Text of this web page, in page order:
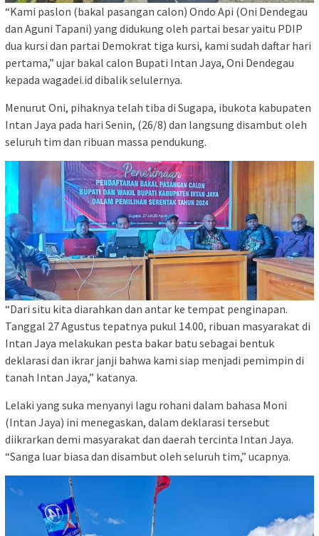
“Kami paslon (bakal pasangan calon) Ondo Api (Oni Dendegau
dan Aguni Tapani) yang didukung oleh partai besar yaitu PDIP
dua kursi dan partai Demokrat tiga kursi, kami sudah daftar hari
pertama,” ujar bakal calon Bupati Intan Jaya, Oni Dendegau
kepada wagadei.id dibalik selulernya.
Menurut Oni, pihaknya telah tiba di Sugapa, ibukota kabupaten
Intan Jaya pada hari Senin, (26/8) dan langsung disambut oleh
seluruh tim dan ribuan massa pendukung.
“Dari situ kita diarahkan dan antar ke tempat penginapan.
Tanggal 27 Agustus tepatnya pukul 14.00, ribuan masyarakat di
Intan Jaya melakukan pesta bakar batu sebagai bentuk
deklarasi dan ikrar janji bahwa kami siap menjadi pemimpin di
tanah Intan Jaya,” katanya.
Lelaki yang suka menyanyi lagu rohani dalam bahasa Moni
(Intan Jaya) ini menegaskan, dalam deklarasi tersebut
diikrarkan demi masyarakat dan daerah tercinta Intan Jaya.
“Sanga luar biasa dan disambut oleh seluruh tim,” ucapnya.